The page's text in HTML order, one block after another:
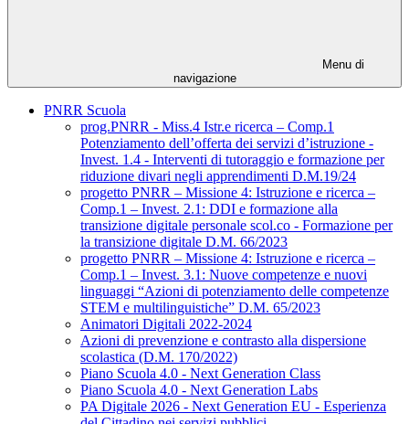
Menu di
navigazione
PNRR Scuola
prog.PNRR - Miss.4 Istr.e ricerca – Comp.1
Potenziamento dell’offerta dei servizi d’istruzione -
Invest. 1.4 - Interventi di tutoraggio e formazione per
riduzione divari negli apprendimenti D.M.19/24
progetto PNRR – Missione 4: Istruzione e ricerca –
Comp.1 – Invest. 2.1: DDI e formazione alla
transizione digitale personale scol.co - Formazione per
la transizione digitale D.M. 66/2023
progetto PNRR – Missione 4: Istruzione e ricerca –
Comp.1 – Invest. 3.1: Nuove competenze e nuovi
linguaggi “Azioni di potenziamento delle competenze
STEM e multilinguistiche” D.M. 65/2023
Animatori Digitali 2022-2024
Azioni di prevenzione e contrasto alla dispersione
scolastica (D.M. 170/2022)
Piano Scuola 4.0 - Next Generation Class
Piano Scuola 4.0 - Next Generation Labs
PA Digitale 2026 - Next Generation EU - Esperienza